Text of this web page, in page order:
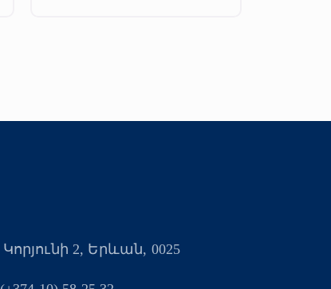
Կորյունի 2, Երևան, 0025